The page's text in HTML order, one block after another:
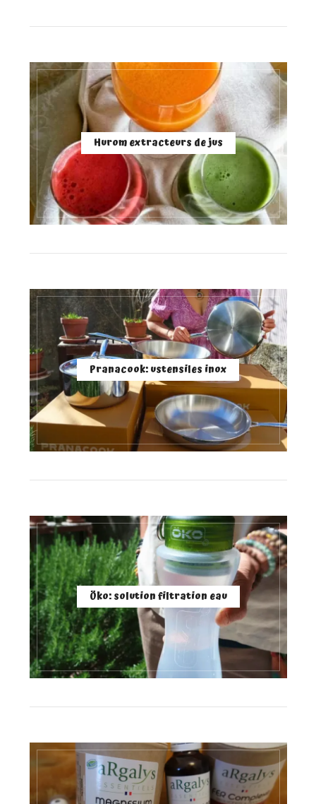
Hurom extracteurs de jus
Pranacook: ustensiles inox
Öko: solution filtration eau